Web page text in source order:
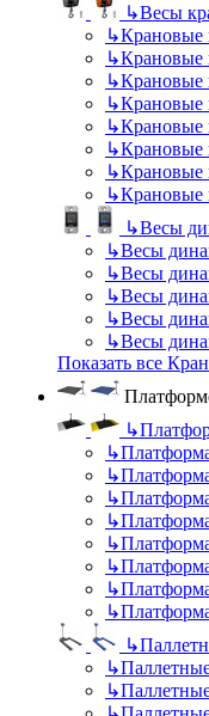
↳Весы
↳Крановые
↳Крановые
↳Крановые
↳Крановые
↳Крановые
↳Крановые
↳Крановые
↳Крановые
↳Весы
↳Весы
↳Весы
↳Весы
↳Весы
↳Весы
Показать все
↳
↳
↳
↳
↳
↳
↳
↳
↳
↳
↳
↳